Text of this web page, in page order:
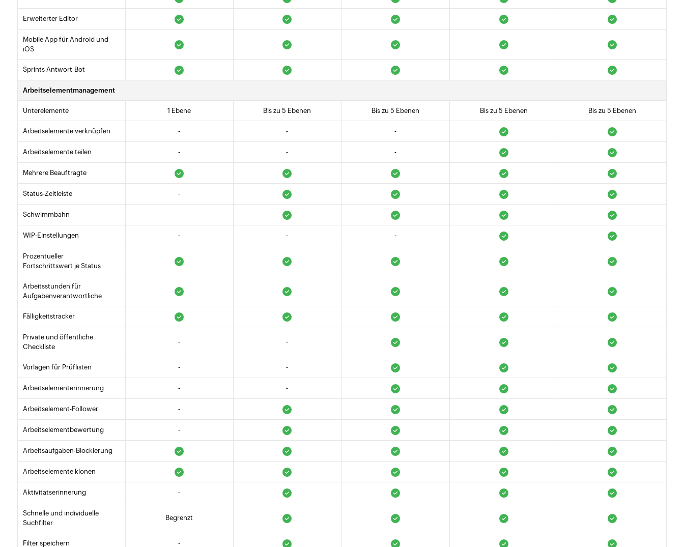
Erweiterter Editor
Mobile App für Android und
iOS
Sprints Antwort-Bot
Arbeitselementmanagement
Unterelemente 1 Ebene Bis zu 5 Ebenen Bis zu 5 Ebenen Bis zu 5 Ebenen Bis zu 5 Ebenen
Arbeitselemente verknüpfen - - -
Arbeitselemente teilen - - -
Mehrere Beauftragte
Status-Zeitleiste -
Schwimmbahn -
WIP-Einstellungen - - -
Prozentueller
Fortschrittswert je Status
Arbeitsstunden für
Aufgabenverantwortliche
Fälligkeitstracker
Private und öffentliche
Checkliste
- -
Vorlagen für Prüflisten - -
Arbeitselementerinnerung - -
Arbeitselement-Follower -
Arbeitselementbewertung -
Arbeitsaufgaben-Blockierung
Arbeitselemente klonen
Aktivitätserinnerung -
Schnelle und individuelle
Suchfilter
Begrenzt
Filter speichern -